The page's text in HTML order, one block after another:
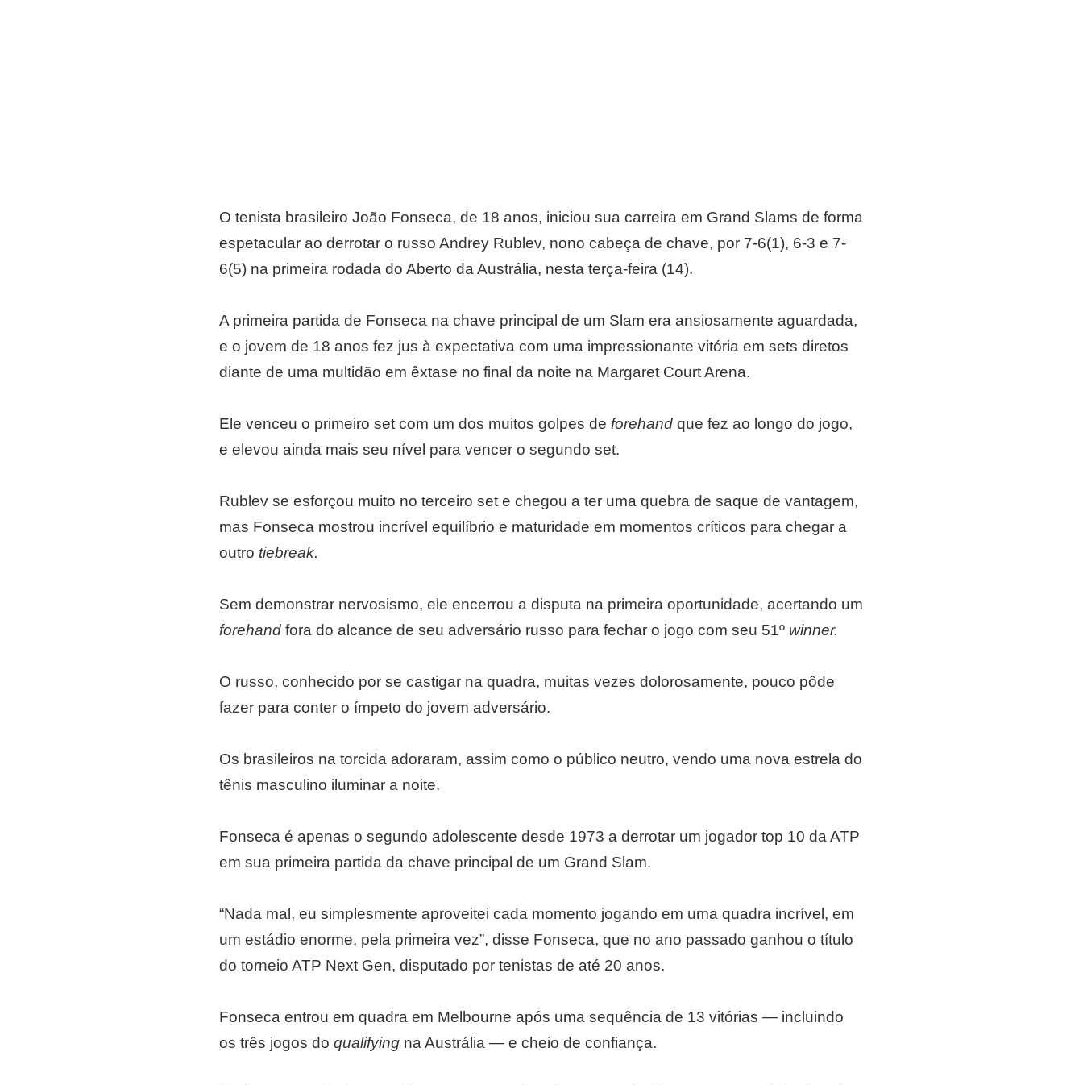
O tenista brasileiro João Fonseca, de 18 anos, iniciou sua carreira em Grand Slams de forma
espetacular ao derrotar o russo Andrey Rublev, nono cabeça de chave, por 7-6(1), 6-3 e 7-
6(5) na primeira rodada do Aberto da Austrália, nesta terça-feira (14).
A primeira partida de Fonseca na chave principal de um Slam era ansiosamente aguardada,
e o jovem de 18 anos fez jus à expectativa com uma impressionante vitória em sets diretos
diante de uma multidão em êxtase no final da noite na Margaret Court Arena.
Ele venceu o primeiro set com um dos muitos golpes de forehand que fez ao longo do jogo,
e elevou ainda mais seu nível para vencer o segundo set.
Rublev se esforçou muito no terceiro set e chegou a ter uma quebra de saque de vantagem,
mas Fonseca mostrou incrível equilíbrio e maturidade em momentos críticos para chegar a
outro tiebreak.
Sem demonstrar nervosismo, ele encerrou a disputa na primeira oportunidade, acertando um
forehand fora do alcance de seu adversário russo para fechar o jogo com seu 51º winner.
O russo, conhecido por se castigar na quadra, muitas vezes dolorosamente, pouco pôde
fazer para conter o ímpeto do jovem adversário.
Os brasileiros na torcida adoraram, assim como o público neutro, vendo uma nova estrela do
tênis masculino iluminar a noite.
Fonseca é apenas o segundo adolescente desde 1973 a derrotar um jogador top 10 da ATP
em sua primeira partida da chave principal de um Grand Slam.
“Nada mal, eu simplesmente aproveitei cada momento jogando em uma quadra incrível, em
um estádio enorme, pela primeira vez”, disse Fonseca, que no ano passado ganhou o título
do torneio ATP Next Gen, disputado por tenistas de até 20 anos.
Fonseca entrou em quadra em Melbourne após uma sequência de 13 vitórias — incluindo
os três jogos do qualifying na Austrália — e cheio de confiança.